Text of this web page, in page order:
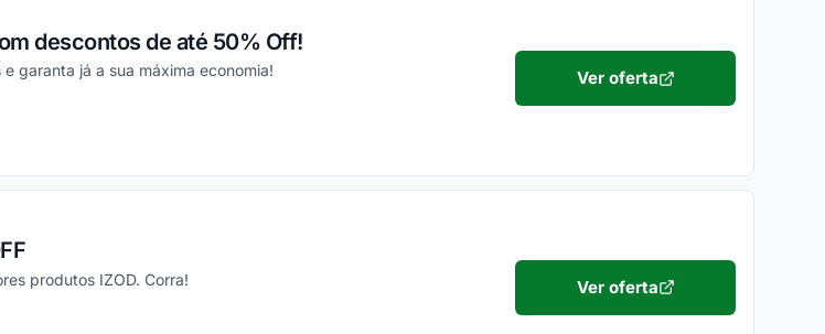
descontos de até 50% Off!
garanta já a sua máxima economia! Ver oferta
produtos IZOD. Corra! Ver oferta